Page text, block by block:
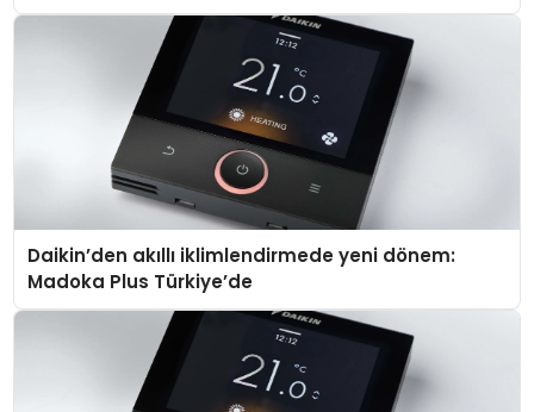
Daikin’den akıllı iklimlendirmede yeni dönem:
Madoka Plus Türkiye’de